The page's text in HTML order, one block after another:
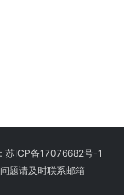
苏ICP备17076682号-1
题请及时联系邮箱